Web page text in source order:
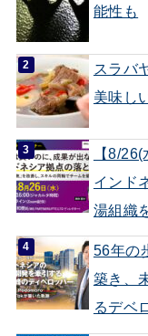
能性も
スラバ
美味し
【8/
インド
湯組織
56年の
築き、
るデベ